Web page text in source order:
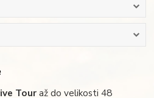
Touraž do velikosti 48